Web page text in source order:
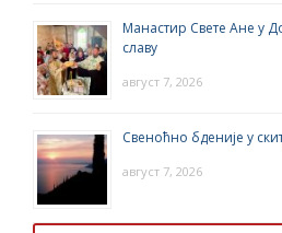
Манастир Свете Ане у
славу
август 7, 2026
Свеноћно бденије у
август 7, 2026